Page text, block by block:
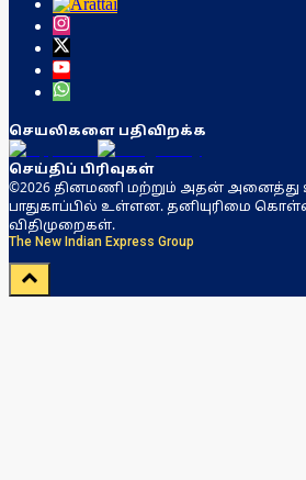
செயலிகளை பதிவிறக்க
செய்திப் பிரிவுகள்
©2026 தினமணி மற்றும் அதன்
பாதுகாப்பில் உள்ளன. தனியுரிமை
விதிமுறைகள்.
The New Indian Express Group